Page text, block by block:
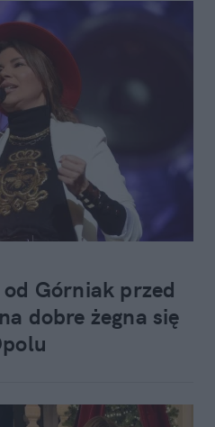
Górniak przed
dobre żegna się